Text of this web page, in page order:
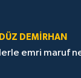
DEMIRHAN
emri maruf